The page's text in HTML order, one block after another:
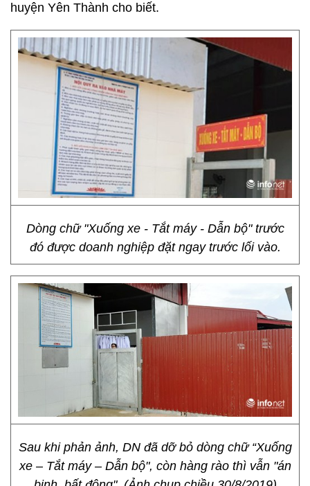
huyện Yên Thành cho biết.
Dòng chữ "Xuống xe - Tắt máy - Dẫn bộ" trước
đó được doanh nghiệp đặt ngay trước lối vào.
Sau khi phản ảnh, DN đã dỡ bỏ dòng chữ “Xuống
xe – Tắt máy – Dẫn bộ", còn hàng rào thì vẫn "án